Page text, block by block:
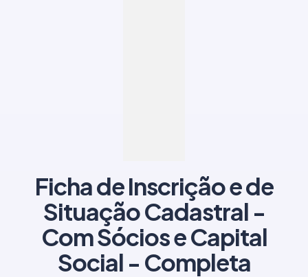
Ficha de Inscrição e de
Situação Cadastral -
Com Sócios e Capital
Social - Completa